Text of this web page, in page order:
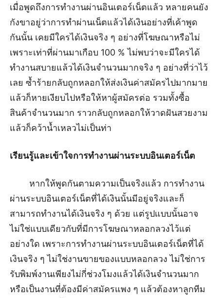
เมื่อพูดถึงการทำงานผ่านอินเตอร์เน็ตแล้ว หลายคนยัง
กังขาอยู่ว่าการทำผ่านเน็ตแล้วได้เงินอย่างที่เค้าพูด
กันนั้น เคยมีใครได้เงินจริง ๆ อย่างที่โฆษณาหรือไม่
เพราะเท่าที่ผ่านมาเกือบ 100 % ไม่พบว่าจะมีใครได้
ทำงานสบายแล้วได้เงินจำนวนมากจริง ๆ อย่างที่ว่าไว้
เลย ซ้ำร้ายกลับถูกหลอกให้ส่งเงินค่าสมัครไปมากมาย
แล้วก็หายเงียบไปหรือให้หาผู้สมัครต่อ รวมทั้งซื้อ
สินค้าจำนวนมาก ราวกลับถูกหลอกให้วาดฝันสวยงาม
แล้วก็คว้าน้ำเหลวไม่เป็นท่า
เรียนรู้และเข้าใจการทำงานผ่านระบบอินเตอร์เน็ต
หากให้พูดกันตามความเป็นจริงแล้ว การทำงาน
ผ่านระบบอินเตอร์เน็ตที่ได้เงินนั้นมีอยู่จริงและก็
สามารถทำงานได้เงินจริง ๆ ด้วย แต่รูปแบบนั้นอาจ
ไม่ใช่แบบเดียวกับที่มีการโฆษณาหลอกลวงไว้แต่
อย่างใด เพราะการทำงานผ่านระบบอินเตอร์เน็ตที่ได้
เงินจริง ๆ ไม่ใช่งานขายของแบบหลอกลวง ไม่ใช่การ
รับพิมพ์งานเพียงไม่กี่ช่วงโมงแล้วได้เงินจำนวนมาก
หรือเป็นงานที่ต้องมีค่าสมัครแพง ๆ แล้วต้องหาลูกทีม